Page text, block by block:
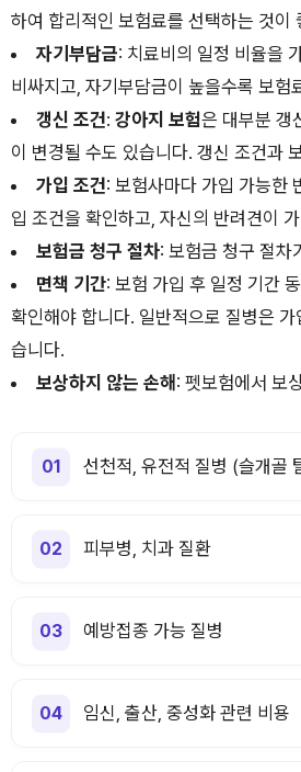
하여 합리적인 보험료를 선택하는 것이
자기부담금: 치료비의 일정 비율을
비싸지고, 자기부담금이 높을수록 보험
갱신 조건: 강아지 보험은 대부분 갱
이 변경될 수도 있습니다. 갱신 조건과
가입 조건: 보험사마다 가입 가능한
입 조건을 확인하고, 자신의 반려견이
보험금 청구 절차: 보험금 청구 절차
면책 기간: 보험 가입 후 일정 기간
확인해야 합니다. 일반적으로 질병은
습니다.
보상하지 않는 손해 : 펫보험에서 보
선천적, 유전적 질병 (슬개골
피부병, 치과 질환
예방접종 가능 질병
임신, 출산, 중성화 관련 비용